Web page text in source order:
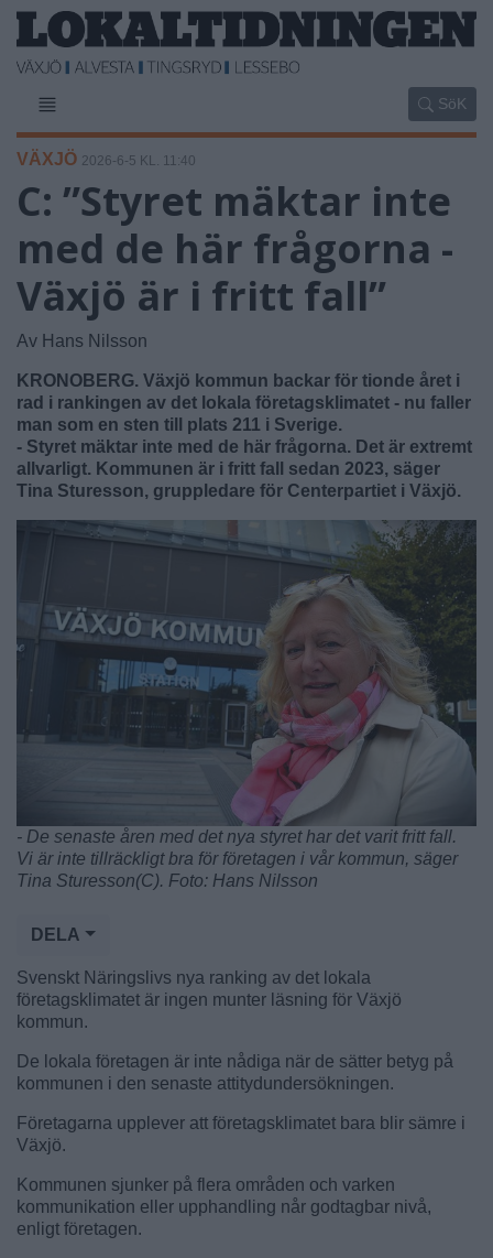
SöK
VÄXJÖ 2026-6-5 KL. 11:40
C: ”Styret mäktar inte
med de här frågorna -
Växjö är i fritt fall”
Av Hans Nilsson
KRONOBERG. Växjö kommun backar för tionde året i
rad i rankingen av det lokala företagsklimatet - nu faller
man som en sten till plats 211 i Sverige.
- Styret mäktar inte med de här frågorna. Det är extremt
allvarligt. Kommunen är i fritt fall sedan 2023, säger
Tina Sturesson, gruppledare för Centerpartiet i Växjö.
- De senaste åren med det nya styret har det varit fritt fall.
Vi är inte tillräckligt bra för företagen i vår kommun, säger
Tina Sturesson(C). Foto: Hans Nilsson
DELA
Svenskt Näringslivs nya ranking av det lokala
företagsklimatet är ingen munter läsning för Växjö
kommun.
De lokala företagen är inte nådiga när de sätter betyg på
kommunen i den senaste attitydundersökningen.
Företagarna upplever att företagsklimatet bara blir sämre i
Växjö.
Kommunen sjunker på flera områden och varken
kommunikation eller upphandling når godtagbar nivå,
enligt företagen.